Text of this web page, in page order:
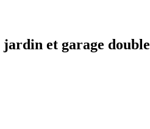
jardin et garage double